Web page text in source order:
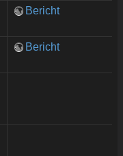
Bericht
Bericht